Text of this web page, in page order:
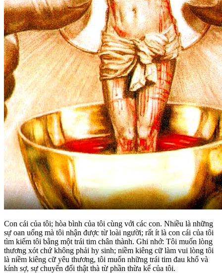
Con cái của tôi; hòa bình của tôi cùng với các con. Nhiều là những
sự oan uổng mà tôi nhận được từ loài người; rất ít là con cái của tôi
tìm kiếm tôi bằng một trái tim chân thành. Ghi nhớ: Tôi muốn lòng
thương xót chứ không phải hy sinh; niềm kiêng cữ làm vui lòng tôi
là niềm kiêng cữ yêu thương, tôi muốn những trái tim đau khổ và
kính sợ, sự chuyển đổi thật thà từ phần thừa kế của tôi.